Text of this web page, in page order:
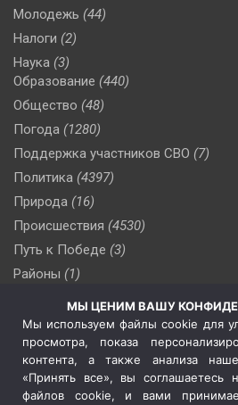
Молодежь (44)
Налоги (2)
Наука (3)
Образование (440)
Общество (48)
Погода (1280)
Поддержка участников СВО (7)
Политика (4397)
Природа (16)
Происшествия (4530)
Путь к Победе (3)
Районы (1)
(510)
Сельское хозяйство (3)
Социальная политика
(3)
Спецоперация в Украине
Спецоперация на Украине
(404)
МЫ ЦЕНИМ ВАШУ
Мы используем файлы cookie для
просмотра, показа
контента, а также анализа
«Принять все», вы соглашаетесь
файлов cookie, и вами